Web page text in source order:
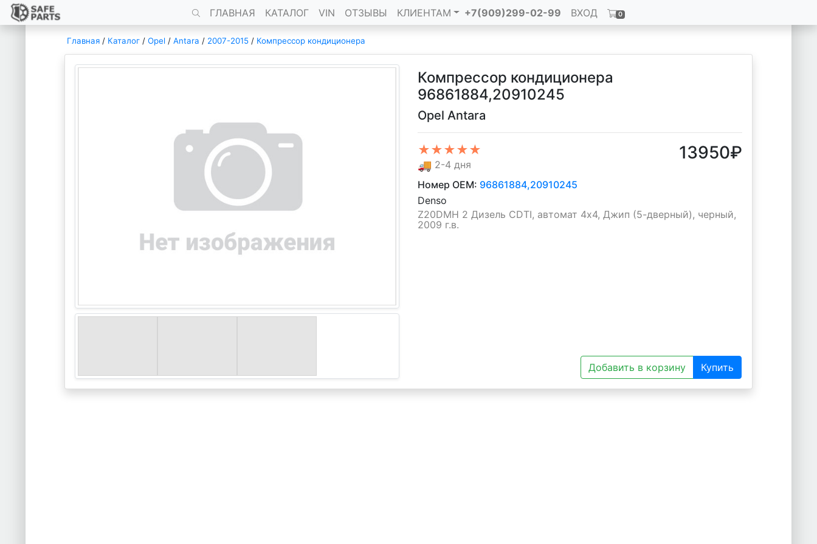
ГЛАВНАЯ КАТАЛОГ VIN ОТЗЫВЫ КЛИЕНТАМ +7(909)299-02-99 ВХОД 0
Главная / Каталог / Opel / Antara / 2007-2015 / Компрессор кондиционера
Компрессор кондиционера
96861884,20910245
Opel Antara
★★★★★
🚚 2-4 дня
13950₽
Номер OEM: 96861884,20910245
Denso
Z20DMH 2 Дизель CDTI, автомат 4х4, Джип (5-дверный), черный,
2009 г.в.
Добавить в корзину Купить